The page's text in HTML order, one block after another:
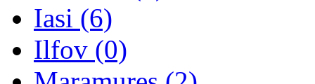
Iasi (6)
Ilfov (0)